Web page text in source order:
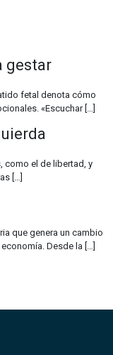
gestar
fetal denota cómo
«Escuchar […]
como el de libertad, y
[…]
que genera un cambio
Desde la […]